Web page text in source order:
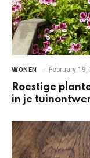
WONEN February 19,
Roestige
in je